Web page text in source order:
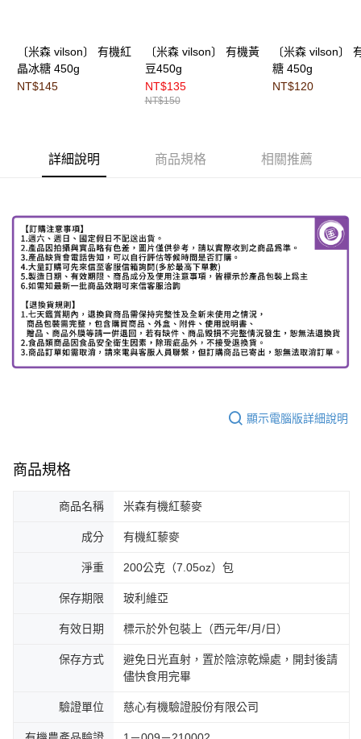
〔米森 vilson〕 有機紅
晶冰糖 450g
NT$145
〔米森 vilson〕 有機黃
豆450g
NT$135
NT$150
〔米森 vilson〕
糖 450g
NT$120
詳細說明 商品規格 相關推薦
顯示電腦版詳細說明
商品規格
商品名稱 米森有機紅藜麥
成分 有機紅藜麥
淨重 200公克（7.05oz）包
保存期限 玻利維亞
有效日期 標示於外包裝上（西元年/月/日）
保存方式
避免日光直射，置於陰涼乾燥處，開封後請
儘快食用完畢
驗證單位 慈心有機驗證股份有限公司